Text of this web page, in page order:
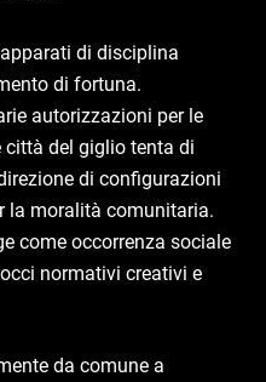
di disciplina
di fortuna.
autorizzazioni per le
città del giglio tenta di
di configurazioni
la moralità comunitaria.
come occorrenza sociale
normativi creativi e
da comune a